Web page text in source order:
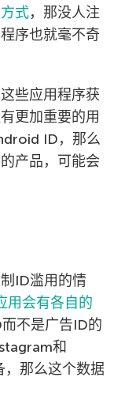
式，那没人注
序也就毫不奇
些应用程序获
更加重要的用
ID，那么
产品，可能会
ID滥用的情
用会有各自的
不是广告ID的
和
，那么这个数据